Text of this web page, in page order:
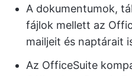
A dokumentumok,
fájlok mellett az
mailjeit és naptárait
Az OfficeSuite